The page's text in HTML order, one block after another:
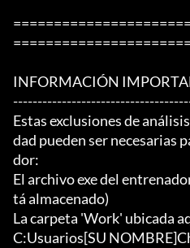
INFORMACIÓN
Estas exclusiones de
dad pueden ser necesarias
dor:
El archivo exe del
tá almacenado)
La carpeta 'Work' ubicada
C:Usuarios[SU